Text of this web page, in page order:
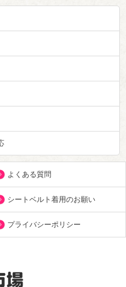
よくある質問
シートベルト着用のお願い
プライバシーポリシー